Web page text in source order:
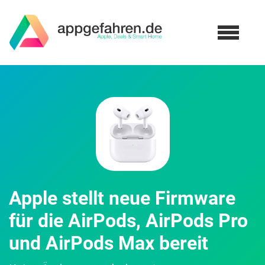
Apple stellt neue Firmware
für die AirPods, AirPods Pro
und AirPods Max bereit